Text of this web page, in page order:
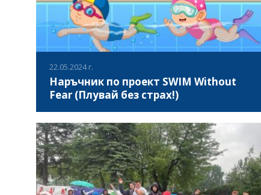
22.05.2024 г.
Наръчник по проект SWIM Without
Fear (Плувай без страх!)
страх!) е трансформиращо ръководство, което има за
цел да помогне на родителите да подкрепят децата си
при преодоляването на страха от водата и
овладяването на основното умение да плуват. Издаден
като част от инициативата, съ-финансирана по
програма Еразъм+, този наръчник предоставя
ВИЖ ПОВЕЧЕ